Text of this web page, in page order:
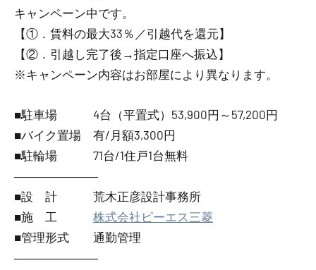
キャンペーン中です。
【①．賃料の最大33％／引越代を還元】
【②．引越し完了後→指定口座へ振込】
※キャンペーン内容はお部屋により異なります。
■駐車場 4台（平置式）53,900円～57,200円
■バイク置場 有/月額3,300円
■駐輪場 71台/1住戸1台無料
―――――――
■設 計 荒木正彦設計事務所
■施 工 株式会社ピーエス三菱
■管理形式 通勤管理
―――――――